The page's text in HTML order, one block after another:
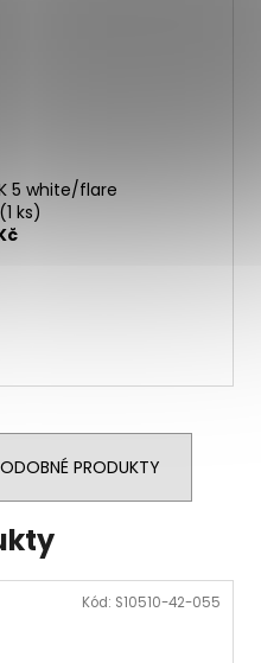
5 white/flare
(1 ks)
PRODUKTY
Kód: S10510-42-055